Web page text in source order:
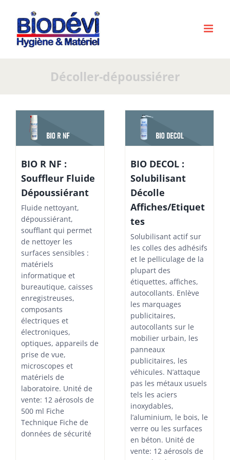
contenu
Décoller-dépoussiérer
BIO R NF :
Souffleur Fluide
Dépoussiérant
Fluide nettoyant,
dépoussiérant,
soufflant qui permet
de nettoyer les
surfaces sensibles :
matériels
informatique et
bureautique, caisses
enregistreuses,
composants
électriques et
électroniques,
optiques, appareils de
prise de vue,
microscopes et
matériels de
laboratoire. Unité de
vente: 12 aérosols de
500 ml Fiche
Technique Fiche de
données de sécurité
BIO DECOL :
Solubilisant
Décolle
Affiches/Etiquet
tes
Solubilisant actif sur
les colles des adhésifs
et le pelliculage de la
plupart des
étiquettes, affiches,
autocollants. Enlève
les marquages
publicitaires,
autocollants sur le
mobilier urbain, les
panneaux
publicitaires, les
véhicules. N’attaque
pas les métaux usuels
tels les aciers
inoxydables,
l’aluminium, le bois, le
verre ou les surfaces
en béton. Unité de
vente: 12 aérosols de